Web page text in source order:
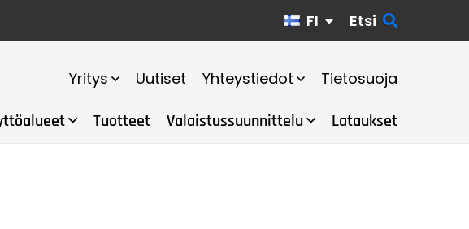
FI Etsi
Yritys Uutiset Yhteystiedot Tietosuoja
Tuotteet Valaistussuunnittelu Lataukset